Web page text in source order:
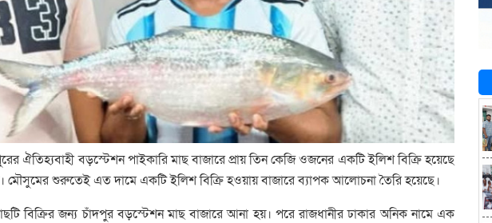
ঐতিহ্যবাহী বড়স্টেশন পাইকারি মাছ বাজারে প্রায় তিন কেজি ওজনের একটি ইলিশ বিক্রি হয়েছে
মৌসুমের শুরুতেই এত দামে একটি ইলিশ বিক্রি হওয়ায় বাজারে ব্যাপক আলোচনা তৈরি হয়েছে।
বিক্রির জন্য চাঁদপুর বড়স্টেশন মাছ বাজারে আনা হয়। পরে রাজধানীর ঢাকার অনিক নামে এক